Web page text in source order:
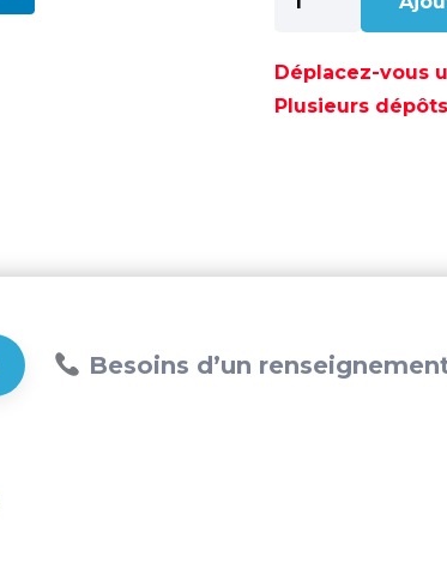
de
POUR
COSSE
Déplacez-vous
Plusieurs
Besoins d’un